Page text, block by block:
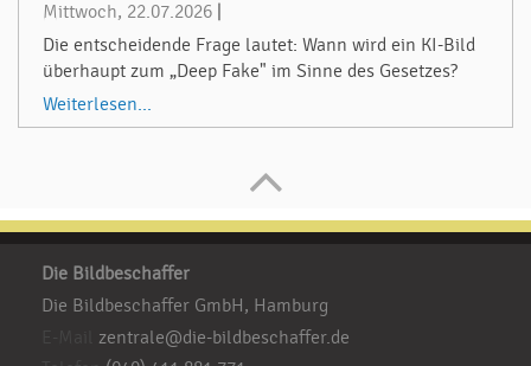
Mittwoch, 22.07.2026
Die entscheidende Frage lautet: Wann wird ein KI-Bild
überhaupt zum „Deep Fake" im Sinne des Gesetzes?
Weiterlesen...
Die Bildbeschaffer
Die Bildbeschaffer GmbH, Hamburg
zentrale@die-bildbeschaffer.de